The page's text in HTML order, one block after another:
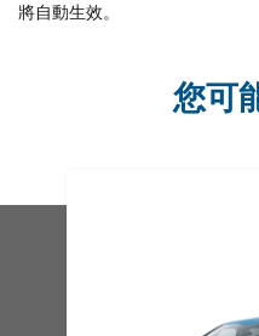
將自動生效。
您可